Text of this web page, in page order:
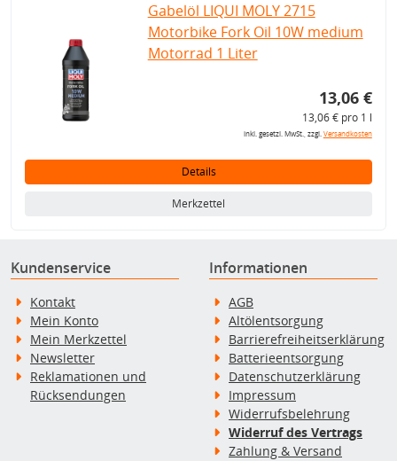
Gabelöl LIQUI MOLY 2715
Motorbike Fork Oil 10W medium
Motorrad 1 Liter
13,06 €
13,06 € pro 1 l
inkl. gesetzl. MwSt., zzgl.Versandkosten
Details
Merkzettel
Kundenservice
Kontakt
Mein Konto
Mein Merkzettel
Newsletter
Reklamationen und
Rücksendungen
Informationen
AGB
Altölentsorgung
Barrierefreiheitserklärung
Batterieentsorgung
Datenschutzerklärung
Impressum
Widerrufsbelehrung
Widerruf des Vertrags
Zahlung & Versand